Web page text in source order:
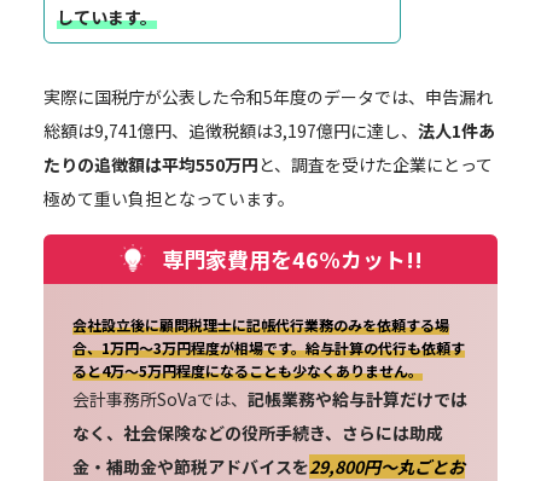
しています。
実際に国税庁が公表した令和5年度のデータでは、申告漏れ
総額は9,741億円、追徴税額は3,197億円に達し、 法人1件あ
たりの追徴額は平均550万円と、調査を受けた企業にとって
極めて重い負担となっています。
専門家費用を46%カット!!
会社設立後に顧問税理士に記帳代行業務のみを依頼する場
合、1万円～3万円程度が相場です。給与計算の代行も依頼す
ると4万～5万円程度になることも少なくありません。
会計事務所SoVaでは、 記帳業務や給与計算だけでは
なく、社会保険などの役所手続き、さらには助成
金・補助金や節税アドバイスを29,800円〜丸ごとお